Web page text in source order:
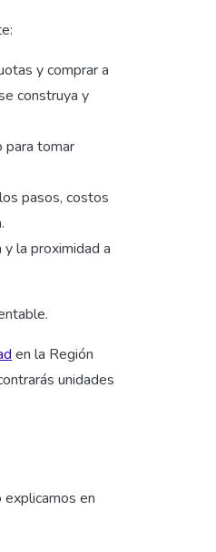
y comprar a
construya y
para tomar
pasos, costos
la proximidad a
en la Región
unidades
explicamos en